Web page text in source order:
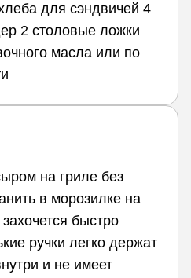
для сэндвичей 4
2 столовые ложки
масла или по
на гриле без
в морозилке на
быстро
ручки легко держат
и не имеет